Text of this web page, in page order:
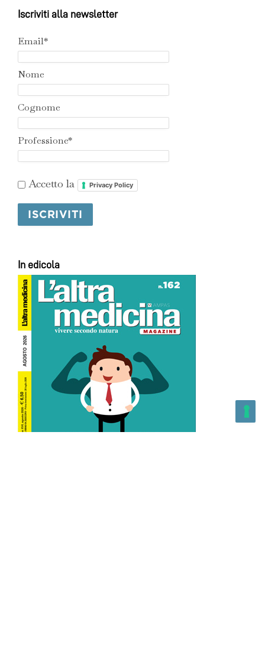
Iscriviti alla newsletter
Email*
Nome
Cognome
Professione*
Accetto la Privacy Policy
In edicola